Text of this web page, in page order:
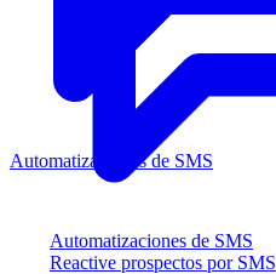
Automatizaciones de SMS
Reactive prospectos por SMS
Automatizaciones de SMS